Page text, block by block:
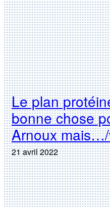
Le plan
bonne chose
Arnoux
21 avril 2022